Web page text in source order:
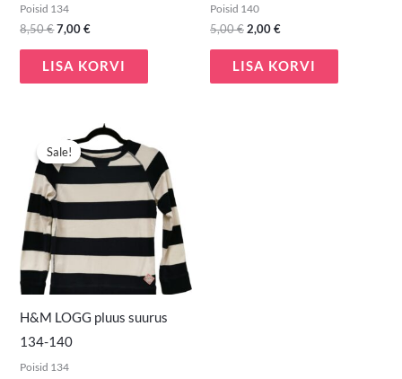
Poisid 134
8,50€7,00€
LISA KORVI
Poisid 140
5,00€2,00€
LISA KORVI
Sale!
Sale!
H&M LOGG pluus suurus
134-140
Poisid 134
hind
oli:
4,50 €.
Praegune
hind
on: